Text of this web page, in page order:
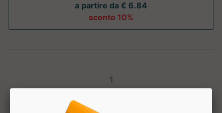
a partire da € 6.84
sconto 10%
1